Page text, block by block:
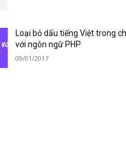
Loại bỏ dấu tiếng Việt trong
với ngôn ngữ PHP
09/01/2017